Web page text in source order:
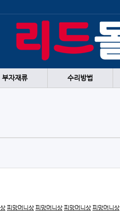
부자재류 수리방법
피망머니상 피망머니상 피망머니상 피망머니상